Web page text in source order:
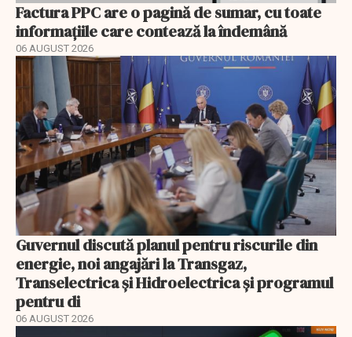
Factura PPC are o pagină de sumar, cu toate
informațiile care contează la îndemână
06 AUGUST 2026
Guvernul discută planul pentru riscurile din
energie, noi angajări la Transgaz,
Transelectrica și Hidroelectrica și programul
pentru di
06 AUGUST 2026